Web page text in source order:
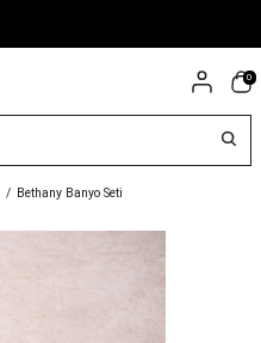
0
/ Bethany Banyo Seti